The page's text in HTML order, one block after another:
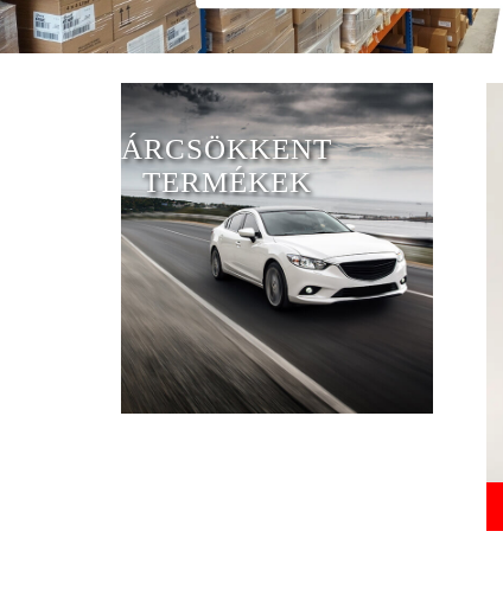
ÁRCSÖKKENT
TERMÉKEK